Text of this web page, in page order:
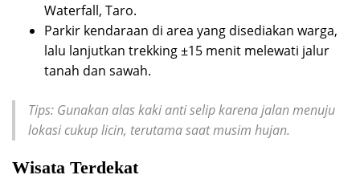
Waterfall, Taro.
Parkir kendaraan di area yang disediakan warga,
lalu lanjutkan trekking ±15 menit melewati jalur
tanah dan sawah.
Tips: Gunakan alas kaki anti selip karena jalan menuju
lokasi cukup licin, terutama saat musim hujan.
Wisata Terdekat